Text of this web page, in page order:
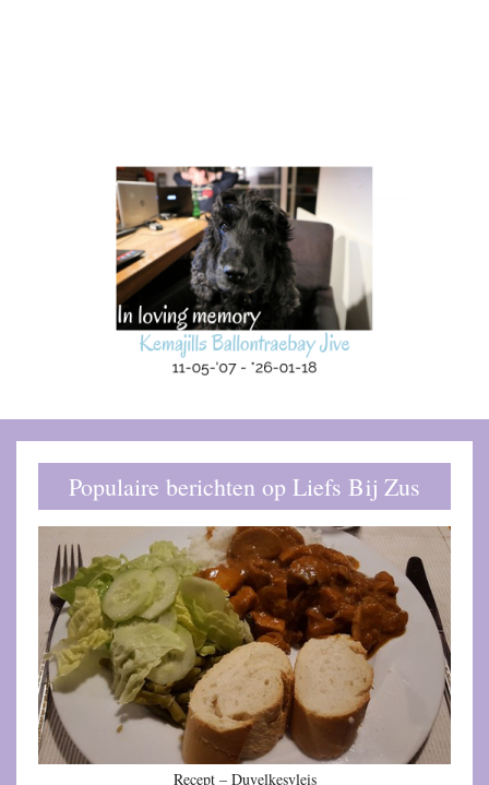
Populaire berichten op Liefs Bij Zus
Recept – Duvelkesvleis